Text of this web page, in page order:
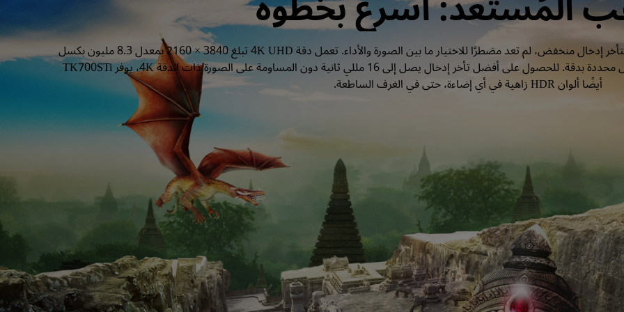
مع أول جهاز عرض ألعاب في العالم بتقنية HDR بدقة 4K وبتأخر إدخال منخفض، لم تعد مضطرًا للاختيار ما بين الصورة والأداء. تعمل دقة 4K UHD تبلغ 3840 × 2160 بمعدل 8.3 مليون بكسل
مميز على تقليل الضبابية للحصول على نقاء مذهل وتفاصيل محددة بدقة. للحصول على أفضل تأخر إدخال يصل إلى 16 مللي ثانية دون المساومة على الصورة ذات الدقة 4K، يوفر TK700STi
أيضًا ألوان HDR زاهية في أي إضاءة، حتى في الغرف الساطعة.